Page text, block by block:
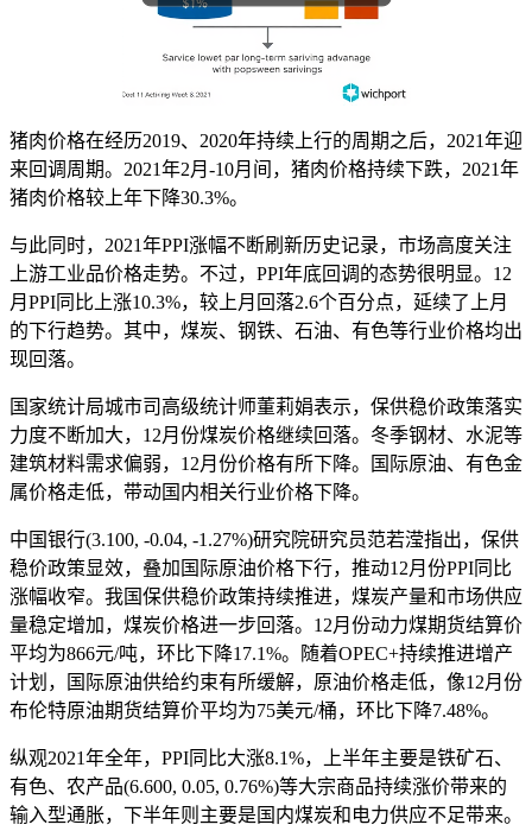
猪肉价格在经历2019、2020年持续上行的周期之后，2021年迎
来回调周期。2021年2月-10月间，猪肉价格持续下跌，2021年
猪肉价格较上年下降30.3%。
与此同时，2021年PPI涨幅不断刷新历史记录，市场高度关注
上游工业品价格走势。不过，PPI年底回调的态势很明显。12
月PPI同比上涨10.3%，较上月回落2.6个百分点，延续了上月
的下行趋势。其中，煤炭、钢铁、石油、有色等行业价格均出
现回落。
国家统计局城市司高级统计师董莉娟表示，保供稳价政策落实
力度不断加大，12月份煤炭价格继续回落。冬季钢材、水泥等
建筑材料需求偏弱，12月份价格有所下降。国际原油、有色金
属价格走低，带动国内相关行业价格下降。
中国银行(3.100, -0.04, -1.27%)研究院研究员范若滢指出，保供
稳价政策显效，叠加国际原油价格下行，推动12月份PPI同比
涨幅收窄。我国保供稳价政策持续推进，煤炭产量和市场供应
量稳定增加，煤炭价格进一步回落。12月份动力煤期货结算价
平均为866元/吨，环比下降17.1%。随着OPEC+持续推进增产
计划，国际原油供给约束有所缓解，原油价格走低，像12月份
布伦特原油期货结算价平均为75美元/桶，环比下降7.48%。
纵观2021年全年，PPI同比大涨8.1%，上半年主要是铁矿石、
有色、农产品(6.600, 0.05, 0.76%)等大宗商品持续涨价带来的
输入型通胀，下半年则主要是国内煤炭和电力供应不足带来。